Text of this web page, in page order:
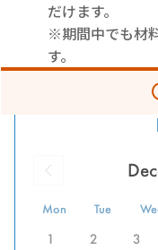
だけます。
※期間中でも材
す。
Mon Tue
1 2 3